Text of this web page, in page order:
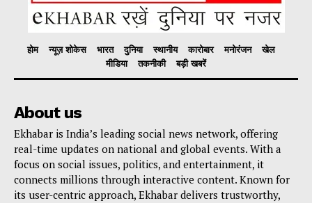
होम न्यूज़ शोकेस भारत दुनिया स्थानीय कारोबार मनोरंजन
खेल
मीडिया
तकनीकी बड़ी खबरें
About us
Ekhabar is India’s leading social news network, offering
real-time updates on national and global events. With a
focus on social issues, politics, and entertainment, it
connects millions through interactive content. Known for
its user-centric approach, Ekhabar delivers trustworthy,